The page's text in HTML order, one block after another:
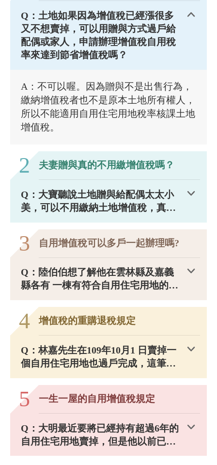
Q：土地如果因為增值稅已經漲很多
又不想賣掉，可以用贈與方式過戶給
配偶或家人，申請辦理增值稅自用稅
率來達到節省增值稅嗎？
A：不可以喔。因為贈與不是出售行為，
繳納增值稅者也不是原本土地所有權人，
所以不能適用自用住宅用地稅率核課土地
增值稅。
2 夫妻贈與真的不用繳增值稅嗎？
Q：大寶聽說土地贈與給配偶太太小
美，可以不用繳納土地增值稅，真的
嗎？那要怎樣辦理以及注意有哪些規
定呢？
3 自用增值稅可以多戶一起辦理嗎?
Q：陸伯伯想了解他在雲林縣及嘉義
縣各有 一棟有符合自用住宅用地的房
理，才可達到節稅的效果呢？
4 增值稅的重購退稅規定
Q：林嘉先生在109年10月1 日賣掉一
個自用住宅用地也過戶完成，這筆土
地申報移轉現值是 120萬元，繳了土
地增值稅25萬元，又在111年 9月25日
立約申報買入新屋，同年10月15日過
戶完成，買入的申報移轉現值是110
萬元，請問林嘉先生是否可以符合重
購退稅？如果可以那可以退稅多少
錢？
5 一生一屋的自用增值稅規定
Q：大明最近要將已經持有超過6年的
自用住宅用地賣掉，但是他以前已經
賣過一次房子，並按一生一次自用住